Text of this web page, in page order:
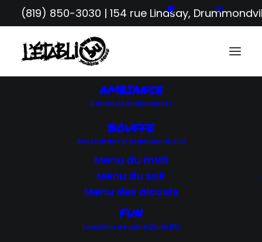
(819) 850-3030 | 154 rue Lindsay,
AMBIANCE
Bands et événements
BOUFFE
Restaurant à Drummondville
Menu du midi
Menu du soir
Menu des alcools
FUN
Location de salle Zone BU
RETOUR AUX ÉVÉNEMENTS